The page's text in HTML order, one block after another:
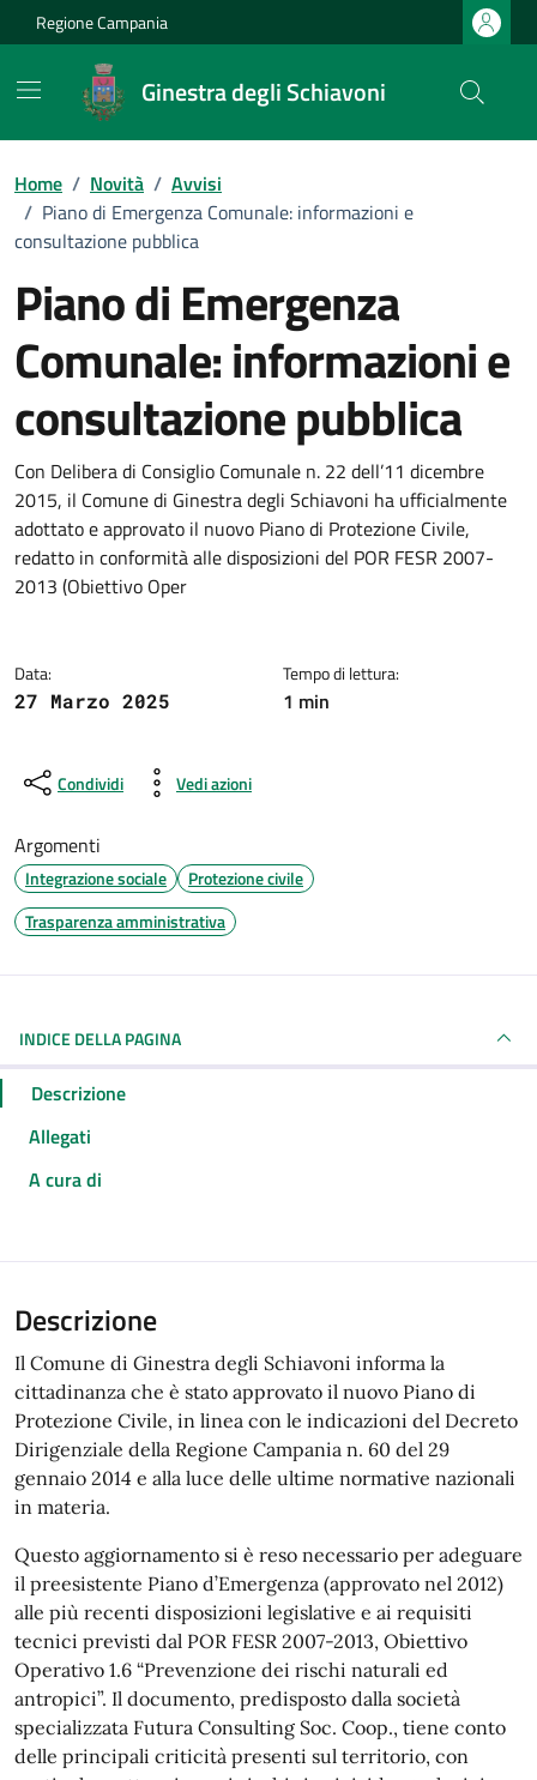
Vai ai contenuti
Vai al footer
Regione Campania
Ginestra degli Schiavoni
Home / Novità / Avvisi
/ Piano di Emergenza Comunale: informazioni e
consultazione pubblica
Piano di Emergenza
Comunale: informazioni e
consultazione pubblica
Dettagli della notizia
Con Delibera di Consiglio Comunale n. 22 dell’11 dicembre
2015, il Comune di Ginestra degli Schiavoni ha ufficialmente
adottato e approvato il nuovo Piano di Protezione Civile,
redatto in conformità alle disposizioni del POR FESR 2007-
2013 (Obiettivo Oper
Data:
27 Marzo 2025
Tempo di lettura:
1 min
Condividi Vedi azioni
Argomenti
Integrazione sociale
Protezione civile
Trasparenza amministrativa
INDICE DELLA PAGINA
Descrizione
Allegati
A cura di
Descrizione
Il Comune di Ginestra degli Schiavoni informa la
cittadinanza che è stato approvato il nuovo Piano di
Protezione Civile, in linea con le indicazioni del Decreto
Dirigenziale della Regione Campania n. 60 del 29
gennaio 2014 e alla luce delle ultime normative nazionali
in materia.
Questo aggiornamento si è reso necessario per adeguare
il preesistente Piano d’Emergenza (approvato nel 2012)
alle più recenti disposizioni legislative e ai requisiti
tecnici previsti dal POR FESR 2007-2013, Obiettivo
Operativo 1.6 “Prevenzione dei rischi naturali ed
antropici”. Il documento, predisposto dalla società
specializzata Futura Consulting Soc. Coop., tiene conto
delle principali criticità presenti sul territorio, con